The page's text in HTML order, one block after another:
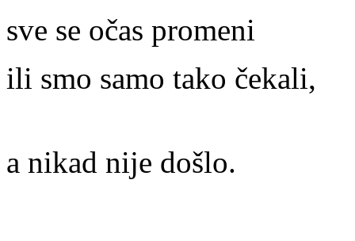
sve se očas promeni
ili smo samo tako čekali,
a nikad nije došlo.